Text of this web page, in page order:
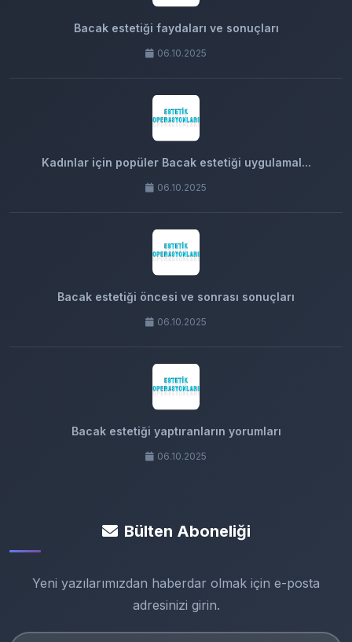
Bacak estetiği faydaları ve sonuçları
06.10.2025
Kadınlar için popüler Bacak estetiği uygulamal...
06.10.2025
Bacak estetiği öncesi ve sonrası sonuçları
06.10.2025
Bacak estetiği yaptıranların yorumları
06.10.2025
Bülten Aboneliği
Yeni yazılarımızdan haberdar olmak için e-posta
adresinizi girin.